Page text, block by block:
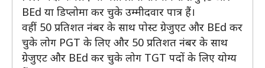
BEd या डिप्लोमा कर चुके उम्मीदवार पात्र हैं।
वहीं 50 प्रतिशत नंबर के साथ पोस्ट ग्रेजुएट और BEd कर
चुके लोग PGT के लिए और 50 प्रतिशत नंबर के साथ
ग्रेजुएट और BEd कर चुके लोग TGT पदों के लिए योग्य